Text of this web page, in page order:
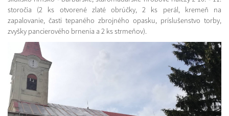
storočia (2 ks otvorené zlaté obrúčky, 2 ks perál, kremeň na
zapalovanie, časti tepaného zbrojného opasku, príslušenstvo torby,
zvyšky pancierového brnenia a 2 ks strmeňov).